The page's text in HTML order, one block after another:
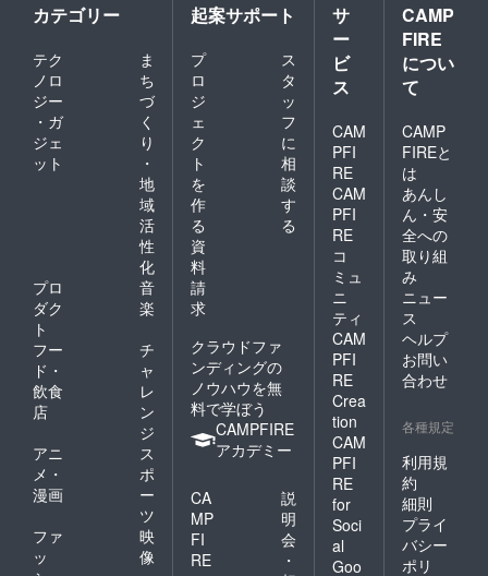
カテゴリー
テク
ノロ
ジー
・ガ
ジェ
ット
ま
ち
づ
く
り
・
地
域
活
性
化
プロ
ダク
ト
音
楽
フー
ド・
飲食
店
チ
ャ
レ
ン
ジ
アニ
メ・
漫画
ス
ポ
ー
ツ
ファ
ッ
映
像
起案サポート
プ
ロ
ジ
ェ
ク
ト
を
作
る
ス
タ
ッ
フ
に
相
談
す
る
資
料
請
求
クラウドファ
ンディングの
ノウハウを無
料で学ぼう
CAMPFIRE
アカデミー
CA
MP
FI
RE
説
明
会
・
サ
ー
ビ
ス
CAM
PFI
RE
CAM
PFI
RE
コ
ミュ
ニ
ティ
CAM
PFI
RE
Crea
tion
CAM
PFI
RE
for
Soci
al
Goo
CAMP
FIRE
につい
て
CAMP
FIREと
は
あんし
ん・安
全への
取り組
み
ニュー
ス
ヘルプ
お問い
合わせ
各種規定
利用規
約
細則
プライ
バシー
ポリ